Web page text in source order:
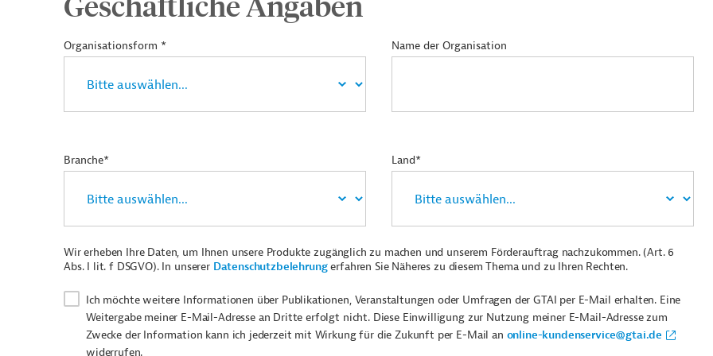
Organisationsform * Name der Organisation
Branche* Land*
Wir erheben Ihre Daten, um Ihnen unsere Produkte zugänglich zu machen und unserem Förderauftrag nachzukommen. (Art. 6
Abs. I lit. f DSGVO). In unserer Datenschutzbelehrungerfahren Sie Näheres zu diesem Thema und zu Ihren Rechten.
Ich möchte weitere Informationen über Publikationen, Veranstaltungen oder Umfragen der GTAI per E-Mail erhalten. Eine
Weitergabe meiner E-Mail-Adresse an Dritte erfolgt nicht. Diese Einwilligung zur Nutzung meiner E-Mail-Adresse zum
Zwecke der Information kann ich jederzeit mit Wirkung für die Zukunft per E-Mail an online-kundenservice@gtai.de
widerrufen.